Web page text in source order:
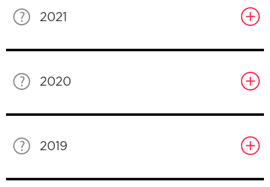
2021
2020
2019